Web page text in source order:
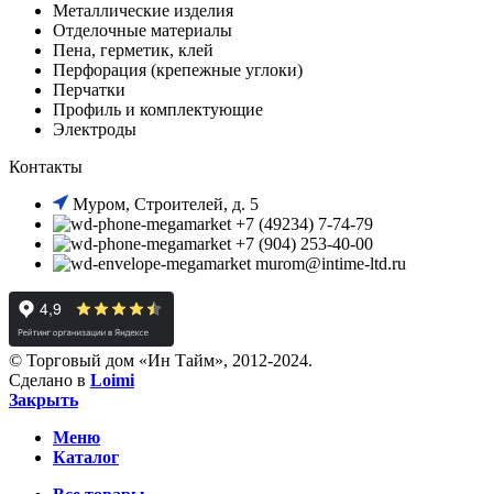
Металлические изделия
Отделочные материалы
Пена, герметик, клей
Перфорация (крепежные углоки)
Перчатки
Профиль и комплектующие
Электроды
Контакты
Муром, Строителей, д. 5
+7 (49234) 7-74-79
+7 (904) 253-40-00
murom@intime-ltd.ru
© Торговый дом «Ин Тайм», 2012-2024.
Сделано в Loimi
Закрыть
Меню
Каталог